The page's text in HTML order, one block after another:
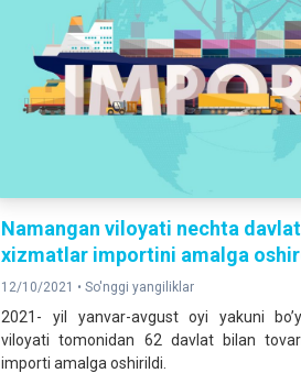
Namangan viloyati nechta
xizmatlar importini amalga
12/10/2021 •So'nggi yangiliklar
2021- yil yanvar-avgust oyi yakuni
viloyati tomonidan 62 davlat bilan
importi amalga oshirildi.